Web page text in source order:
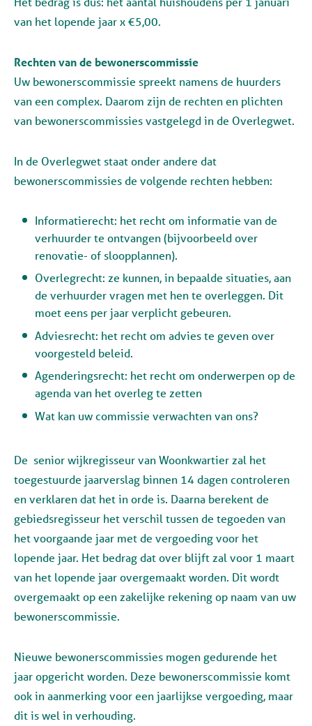
van het lopende jaar x €5,00.
Rechten van de bewonerscommissie
Uw bewonerscommissie spreekt namens de huurders
van een complex. Daarom zijn de rechten en plichten
van bewonerscommissies vastgelegd in de Overlegwet.
In de Overlegwet staat onder andere dat
bewonerscommissies de volgende rechten hebben:
Informatierecht: het recht om informatie van de
verhuurder te ontvangen (bijvoorbeeld over
renovatie- of sloopplannen).
Overlegrecht: ze kunnen, in bepaalde situaties, aan
de verhuurder vragen met hen te overleggen. Dit
moet eens per jaar verplicht gebeuren.
Adviesrecht: het recht om advies te geven over
voorgesteld beleid.
Agenderingsrecht: het recht om onderwerpen op de
agenda van het overleg te zetten
Wat kan uw commissie verwachten van ons?
De senior wijkregisseur van Woonkwartier zal het
toegestuurde jaarverslag binnen 14 dagen controleren
en verklaren dat het in orde is. Daarna berekent de
gebiedsregisseur het verschil tussen de tegoeden van
het voorgaande jaar met de vergoeding voor het
lopende jaar. Het bedrag dat over blijft zal voor 1 maart
van het lopende jaar overgemaakt worden. Dit wordt
overgemaakt op een zakelijke rekening op naam van uw
bewonerscommissie.
Nieuwe bewonerscommissies mogen gedurende het
jaar opgericht worden. Deze bewonerscommissie komt
ook in aanmerking voor een jaarlijkse vergoeding, maar
dit is wel in verhouding.